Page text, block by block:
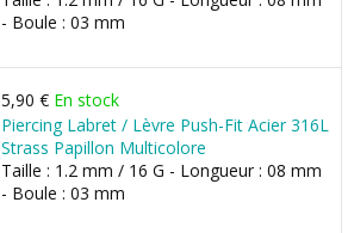
- Boule : 03 mm
5,90 € En stock
Piercing Labret / Lèvre Push-Fit Acier 316L
Strass Papillon Multicolore
Taille : 1.2 mm / 16 G - Longueur : 08 mm
- Boule : 03 mm